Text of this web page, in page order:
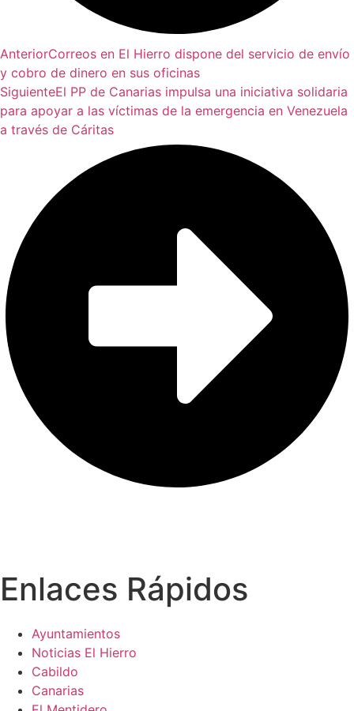
AnteriorCorreos en El Hierro dispone del servicio de envío
y cobro de dinero en sus oficinas
SiguienteEl PP de Canarias impulsa una iniciativa solidaria
para apoyar a las víctimas de la emergencia en Venezuela
a través de Cáritas
Enlaces Rápidos
Ayuntamientos
Noticias El Hierro
Cabildo
Canarias